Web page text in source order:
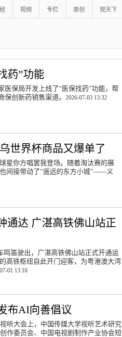
视频 专栏 原创 观天下
药”功能
医保局开发上线了“医保找药”功能，帮
保创新药销售渠道。2026-07-03 13:32
世界杯商品又爆单了
星你方唱罢我登场。随着淘汰赛的展
间接带动了“遥远的东方小城”——义
通达 广湛高铁佛山站正
鸣笛驶出，广湛高铁佛山站正式开通运
高铁枢纽自此开门迎客，为粤港澳大湾
01 13:10
布AI向善倡议
听大会上，中国传媒大学视听艺术研究
作委员会、中国电视剧制作产业协会短